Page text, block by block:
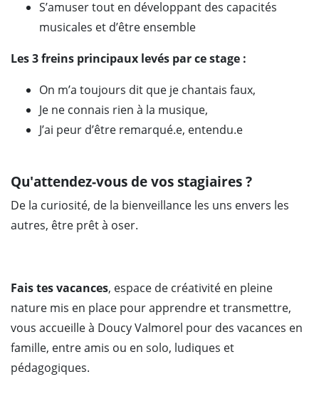
S’amuser tout en développant des capacités
musicales et d’être ensemble
Les 3 freins principaux levés par ce stage :
On m’a toujours dit que je chantais faux,
Je ne connais rien à la musique,
J’ai peur d’être remarqué.e, entendu.e
Qu'attendez-vous de vos stagiaires ?
De la curiosité, de la bienveillance les uns envers les
autres, être prêt à oser.
Fais tes vacances, espace de créativité en pleine
nature mis en place pour apprendre et transmettre,
vous accueille à Doucy Valmorel pour des vacances en
famille, entre amis ou en solo, ludiques et
pédagogiques.